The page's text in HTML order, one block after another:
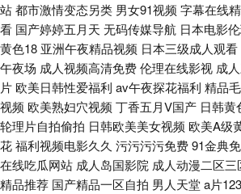
站都市激情变态另类 男女91视频 字幕在线
看 国产婷婷五月天 无码传媒导航 日本电影
黄色18 亚洲午夜精品视频 日本三级成人观看
午夜场 成人视频高清免费伦理在线影视 成
片 欧美日韩性爱福利 av午夜探花福利 精品
视频 欧美熟妇穴视频 丁香五月V国产 日韩黄
轮理片自拍偷拍 日韩欧美美女视频 欧美A级
花福利视频电影久久 污污污污免费91金典
在线吃瓜网站 成人岛国影院 成人动漫二区三
精品推荐 国产精品一区自拍 男人天堂a片123